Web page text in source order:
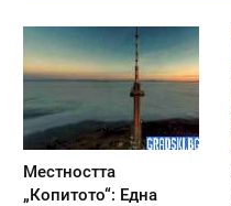
Местността
„Копитото“: Една